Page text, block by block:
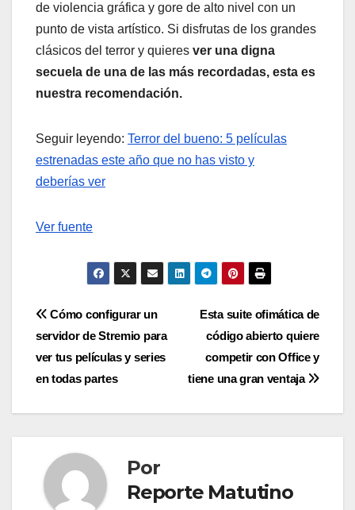
de violencia gráfica y gore de alto nivel con un
punto de vista artístico. Si disfrutas de los grandes
clásicos del terror y quieres ver una digna
secuela de una de las más recordadas, esta es
nuestra recomendación.
Seguir leyendo: Terror del bueno: 5 películas
estrenadas este año que no has visto y
deberías ver
Ver fuente
Navegación
de
entradas
Esta suite ofimática de
código abierto quiere
competir con Office y
tiene una gran ventaja
Cómo configurar un
servidor de Stremio para
ver tus películas y series
en todas partes
Por
Reporte Matutino